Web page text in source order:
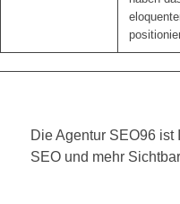
Die Agentur SEO96 ist
SEO und mehr